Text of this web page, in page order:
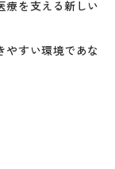
療を支える新しい
やすい環境であな